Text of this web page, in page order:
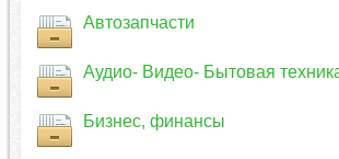
Автозапчасти
Аудио- Видео- Бытовая
Бизнес, финансы